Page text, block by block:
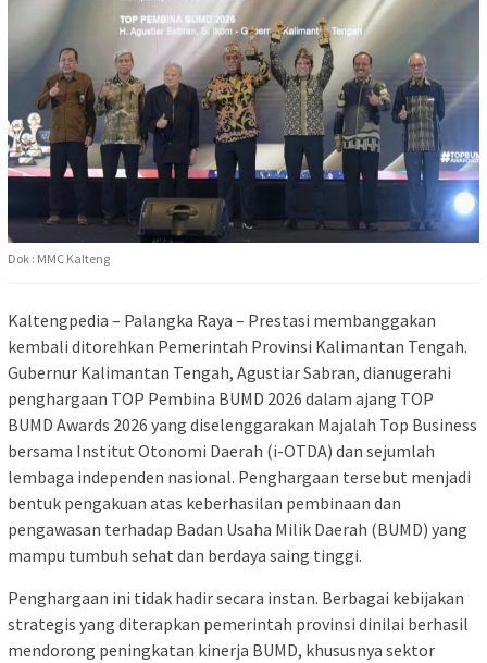
Dok : MMC Kalteng
Kaltengpedia – Palangka Raya – Prestasi membanggakan
kembali ditorehkan Pemerintah Provinsi Kalimantan Tengah.
Gubernur Kalimantan Tengah, Agustiar Sabran, dianugerahi
penghargaan TOP Pembina BUMD 2026 dalam ajang TOP
BUMD Awards 2026 yang diselenggarakan Majalah Top Business
bersama Institut Otonomi Daerah (i-OTDA) dan sejumlah
lembaga independen nasional. Penghargaan tersebut menjadi
bentuk pengakuan atas keberhasilan pembinaan dan
pengawasan terhadap Badan Usaha Milik Daerah (BUMD) yang
mampu tumbuh sehat dan berdaya saing tinggi.
Penghargaan ini tidak hadir secara instan. Berbagai kebijakan
strategis yang diterapkan pemerintah provinsi dinilai berhasil
mendorong peningkatan kinerja BUMD, khususnya sektor